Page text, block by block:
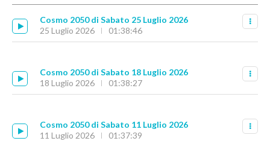
Cosmo 2050 di Sabato 25 Luglio 2026
25 Luglio 2026
01:38:46
Cosmo 2050 di Sabato 18 Luglio 2026
18 Luglio 2026
01:38:27
Cosmo 2050 di Sabato 11 Luglio 2026
11 Luglio 2026
01:37:39